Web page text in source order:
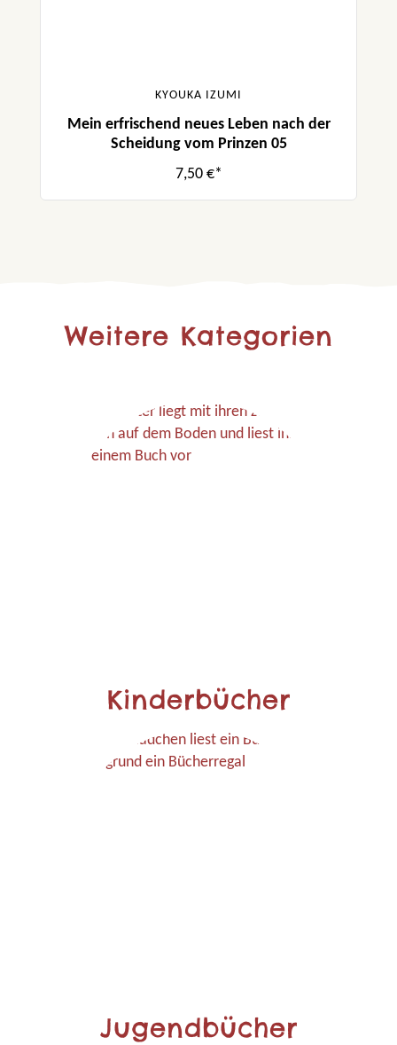
KYOUKA IZUMI
Mein erfrischend neues Leben nach der
Scheidung vom Prinzen 05
7,50 €*
Weitere Kategorien
Kinderbücher
Jugendbücher